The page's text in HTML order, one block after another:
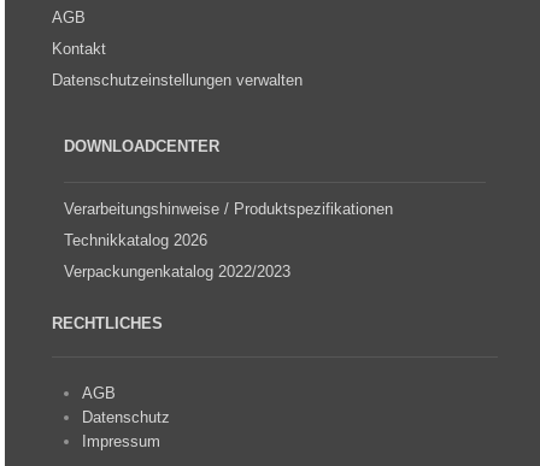
AGB
Kontakt
Datenschutzeinstellungen verwalten
DOWNLOADCENTER
Verarbeitungshinweise / Produktspezifikationen
Technikkatalog 2026
Verpackungenkatalog 2022/2023
RECHTLICHES
AGB
Datenschutz
Impressum